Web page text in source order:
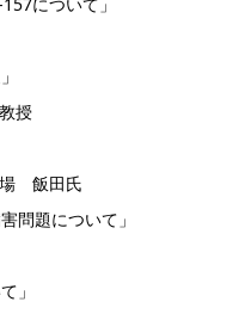
授
飯田氏
問題について」
」